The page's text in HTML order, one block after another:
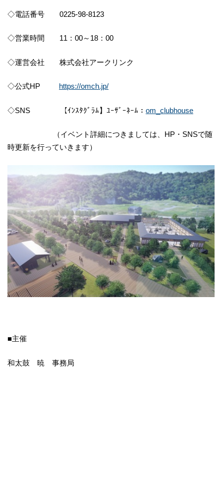
◇電話番号 0225-98-8123
◇営業時間 11：00～18：00
◇運営会社 株式会社アークリンク
◇公式HP https://omch.jp/
◇SNS 【ｲﾝｽﾀｸﾞﾗﾑ】ﾕｰｻﾞｰﾈｰﾑ： om_clubhouse
（イベント詳細につきましては、HP・SNSで随
時更新を行っていきます）
■主催
和太鼓 暁 事務局